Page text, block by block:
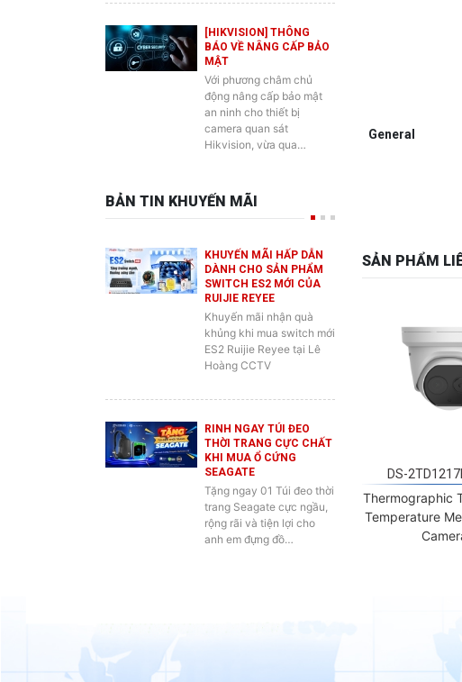
Thermographic
Temperature
MẬT
Với phương châm chủ
động nâng cấp bảo mật
an ninh cho thiết bị
camera quan sát
Hikvision, vừa qua…
KHUYẾN MÃI HẤP DẪN
SWITCH ES2 MỚI CỦA
RUIJIE REYEE
Khuyến mãi nhận quà
khủng khi mua switch mới
ES2 Ruijie Reyee tại Lê
Hoàng CCTV
RINH NGAY TÚI ĐEO
KHI MUA Ổ CỨNG
SEAGATE
Tặng ngay 01 Túi đeo thời
trang Seagate cực ngầu,
rộng rãi và tiện lợi cho
anh em đựng đồ…